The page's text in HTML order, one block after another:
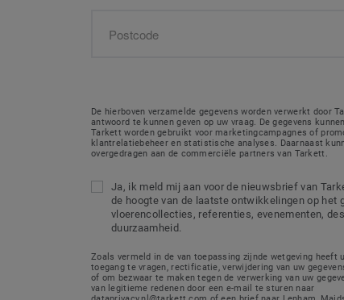
De hierboven verzamelde gegevens worden verwerkt door
antwoord te kunnen geven op uw vraag. De gegevens
Tarkett worden gebruikt voor marketingcampagnes of
klantrelatiebeheer en statistische analyses. Daarnaast
overgedragen aan de commerciële partners van Tarkett.
Ja, ik meld mij aan voor de nieuwsbrief van
de hoogte van de laatste ontwikkelingen op het
vloerencollecties, referenties, evenementen,
duurzaamheid.
Zoals vermeld in de van toepassing zijnde wetgeving heeft
toegang te vragen, rectificatie, verwijdering van uw
of om bezwaar te maken tegen de verwerking van uw
van legitieme redenen door een e-mail te sturen naar